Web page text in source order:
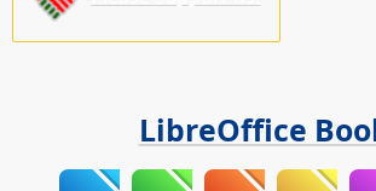
LibreOffice